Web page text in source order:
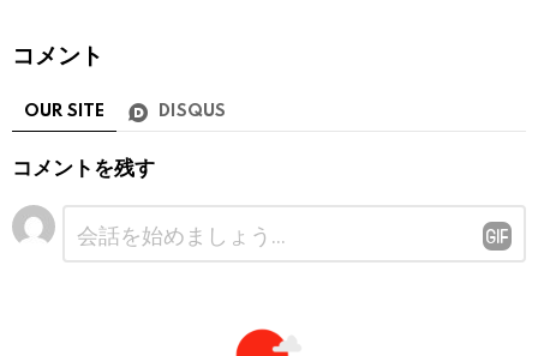
コメント
OUR SITE DISQUS
コメントを残す